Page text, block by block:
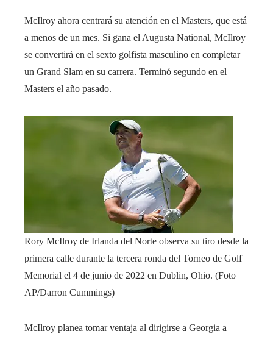
McIlroy ahora centrará su atención en el Masters, que está
a menos de un mes. Si gana el Augusta National, McIlroy
se convertirá en el sexto golfista masculino en completar
un Grand Slam en su carrera. Terminó segundo en el
Masters el año pasado.
Rory McIlroy de Irlanda del Norte observa su tiro desde la
primera calle durante la tercera ronda del Torneo de Golf
Memorial el 4 de junio de 2022 en Dublin, Ohio. (Foto
AP/Darron Cummings)
McIlroy planea tomar ventaja al dirigirse a Georgia a